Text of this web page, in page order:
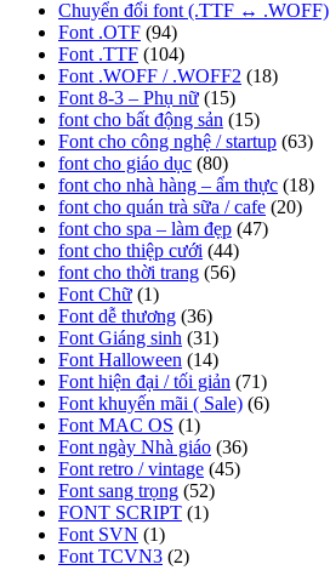
Chuyển đổi font (.TTF ↔ .WOFF)
Font .OTF (94)
Font .TTF (104)
Font .WOFF / .WOFF2 (18)
Font 8-3 – Phụ nữ (15)
font cho bất động sản (15)
Font cho công nghệ / startup (63)
font cho giáo dục (80)
font cho nhà hàng – ẩm thực (18)
font cho quán trà sữa / cafe (20)
font cho spa – làm đẹp (47)
font cho thiệp cưới (44)
font cho thời trang (56)
Font Chữ (1)
Font dễ thương (36)
Font Giáng sinh (31)
Font Halloween (14)
Font hiện đại / tối giản (71)
Font khuyến mãi ( Sale) (6)
Font MAC OS (1)
Font ngày Nhà giáo (36)
Font retro / vintage (45)
Font sang trọng (52)
FONT SCRIPT (1)
Font SVN (1)
Font TCVN3 (2)